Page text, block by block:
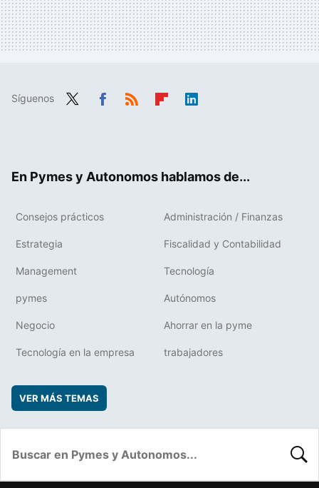
Síguenos
En Pymes y Autonomos hablamos de...
Consejos prácticos Administración / Finanzas
Estrategia Fiscalidad y Contabilidad
Management Tecnología
pymes Autónomos
Negocio Ahorrar en la pyme
Tecnología en la empresa trabajadores
VER MÁS TEMAS